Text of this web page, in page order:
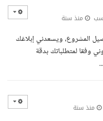
منذ سنة
المشروع، ويسعدني إبلاغك
وفقا لمتطلباتك بدقة
منذ سنة